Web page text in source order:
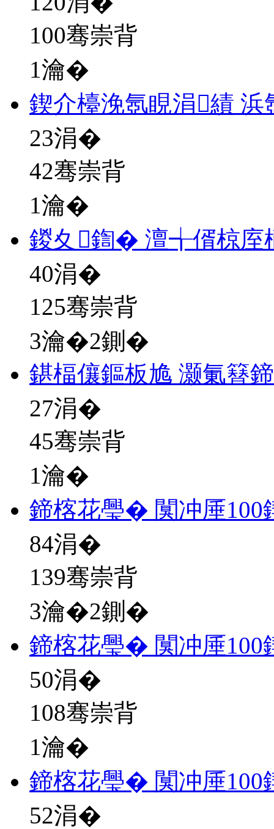
100骞崇背
1瀹�
鍥介檯浼氬睍涓績 浜
23涓�
42骞崇背
1瀹�
鍐夊鍧� 澶╅偦椋庢
40涓�
125骞崇背
3瀹�2鍘�
鍖楅儴鏂板尯 灏氭簮
27涓�
45骞崇背
1瀹�
鍗楁花璺� 闃冲厜100
84涓�
139骞崇背
3瀹�2鍘�
鍗楁花璺� 闃冲厜100
50涓�
108骞崇背
1瀹�
鍗楁花璺� 闃冲厜100
52涓�